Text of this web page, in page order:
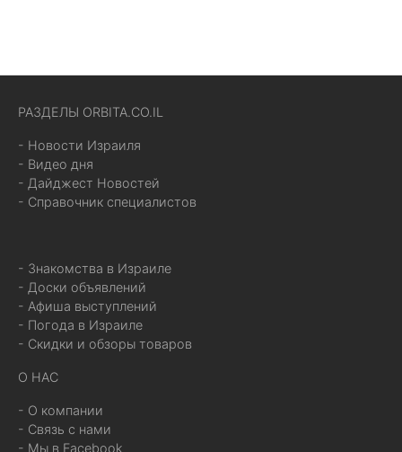
РАЗДЕЛЫ ORBITA.CO.IL
- Новости Израиля
- Видео дня
- Дайджест Новостей
- Справочник специалистов
- Знакомства в Израиле
- Доски объявлений
- Афиша выступлений
- Погода в Израиле
- Скидки и обзоры товаров
О НАС
- О компании
- Связь с нами
- Мы в Facebook